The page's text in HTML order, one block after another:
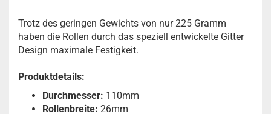
Trotz des geringen Gewichts von nur 225 Gramm
haben die Rollen durch das speziell entwickelte Gitter
Design maximale Festigkeit.
Produktdetails:
Durchmesser: 110mm
Rollenbreite: 26mm